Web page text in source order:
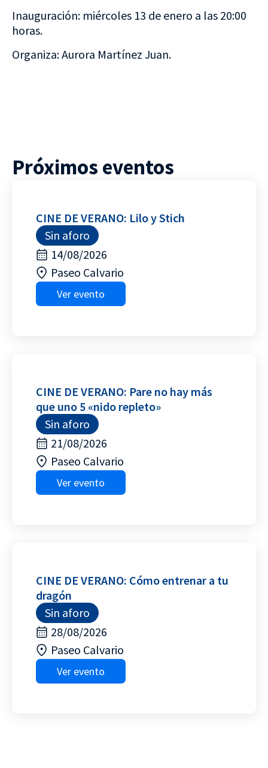
Inauguración: miércoles 13 de enero a las 20:00
horas.
Organiza: Aurora Martínez Juan.
Próximos eventos
CINE DE VERANO: Lilo y Stich
Sin aforo
14/08/2026
Paseo Calvario
Ver evento
CINE DE VERANO: Pare no hay más
que uno 5 «nido repleto»
Sin aforo
21/08/2026
Paseo Calvario
Ver evento
CINE DE VERANO: Cómo entrenar a tu
dragón
Sin aforo
28/08/2026
Paseo Calvario
Ver evento